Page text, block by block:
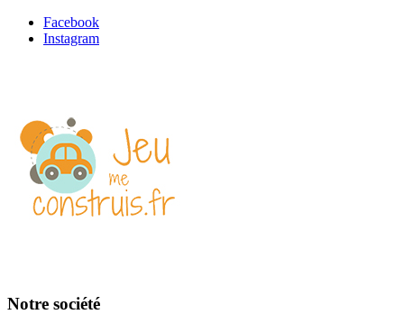
Facebook
Instagram
Notre société